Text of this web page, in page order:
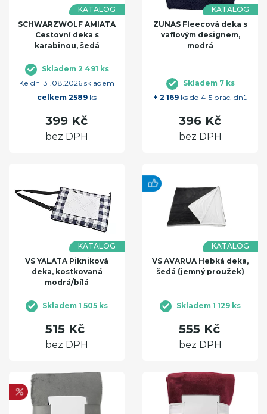
KATALOG
SCHWARZWOLF AMIATA
Cestovní deka s
karabinou, šedá
Skladem 2 491 ks
Ke dni 31.08.2026 skladem
celkem 2589 ks
399 Kč
bez DPH
KATALOG
ZUNAS Fleecová deka s
vaflovým designem,
modrá
Skladem 7 ks
+ 2 169ks do 4-5 prac. dnů
396 Kč
bez DPH
KATALOG
VS YALATA Pikniková
deka, kostkovaná
modrá/bílá
Skladem 1 505 ks
515 Kč
bez DPH
KATALOG
VS AVARUA Hebká deka,
šedá (jemný proužek)
Skladem 1 129 ks
555 Kč
bez DPH